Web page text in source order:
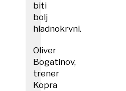
biti
bolj
hladnokrvni.
Oliver
Bogatinov,
trener
Kopra